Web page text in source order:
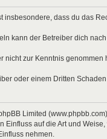
dass du das
kann der Betreiber dich
nicht zur Kenntnis genommen
oder einem Dritten
Limited
auf die Art und
nehmen.